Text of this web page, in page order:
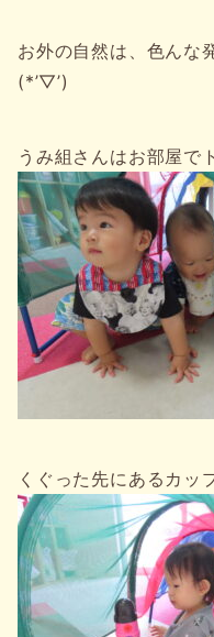
お外の自然は、色んな
(*’▽’)
うみ組さんはお部屋で
くぐった先にあるカッ